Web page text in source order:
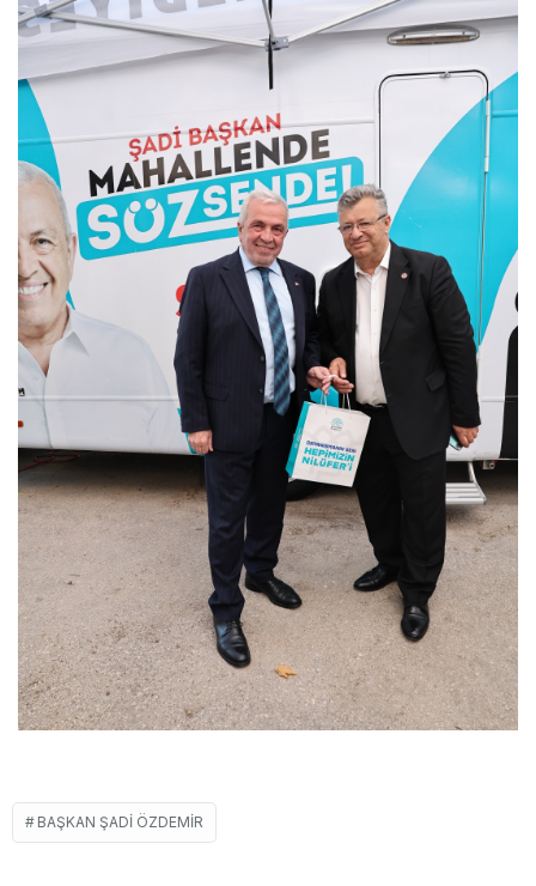
BAŞKAN ŞADI ÖZDEMIR